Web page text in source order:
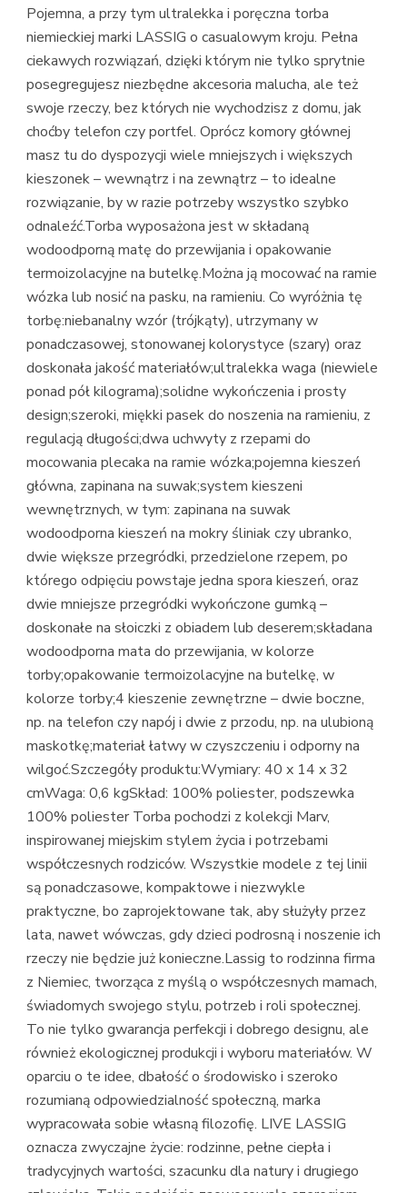
Pojemna, a przy tym ultralekka i poręczna torba
niemieckiej marki LASSIG o casualowym kroju. Pełna
ciekawych rozwiązań, dzięki którym nie tylko sprytnie
posegregujesz niezbędne akcesoria malucha, ale też
swoje rzeczy, bez których nie wychodzisz z domu, jak
choćby telefon czy portfel. Oprócz komory głównej
masz tu do dyspozycji wiele mniejszych i większych
kieszonek – wewnątrz i na zewnątrz – to idealne
rozwiązanie, by w razie potrzeby wszystko szybko
odnaleźć.Torba wyposażona jest w składaną
wodoodporną matę do przewijania i opakowanie
termoizolacyjne na butelkę.Można ją mocować na ramie
wózka lub nosić na pasku, na ramieniu. Co wyróżnia tę
torbę:niebanalny wzór (trójkąty), utrzymany w
ponadczasowej, stonowanej kolorystyce (szary) oraz
doskonała jakość materiałów;ultralekka waga (niewiele
ponad pół kilograma);solidne wykończenia i prosty
design;szeroki, miękki pasek do noszenia na ramieniu, z
regulacją długości;dwa uchwyty z rzepami do
mocowania plecaka na ramie wózka;pojemna kieszeń
główna, zapinana na suwak;system kieszeni
wewnętrznych, w tym: zapinana na suwak
wodoodporna kieszeń na mokry śliniak czy ubranko,
dwie większe przegródki, przedzielone rzepem, po
którego odpięciu powstaje jedna spora kieszeń, oraz
dwie mniejsze przegródki wykończone gumką –
doskonałe na słoiczki z obiadem lub deserem;składana
wodoodporna mata do przewijania, w kolorze
torby;opakowanie termoizolacyjne na butelkę, w
kolorze torby;4 kieszenie zewnętrzne – dwie boczne,
np. na telefon czy napój i dwie z przodu, np. na ulubioną
maskotkę;materiał łatwy w czyszczeniu i odporny na
wilgoć.Szczegóły produktu:Wymiary: 40 x 14 x 32
cmWaga: 0,6 kgSkład: 100% poliester, podszewka
100% poliester Torba pochodzi z kolekcji Marv,
inspirowanej miejskim stylem życia i potrzebami
współczesnych rodziców. Wszystkie modele z tej linii
są ponadczasowe, kompaktowe i niezwykle
praktyczne, bo zaprojektowane tak, aby służyły przez
lata, nawet wówczas, gdy dzieci podrosną i noszenie ich
rzeczy nie będzie już konieczne.Lassig to rodzinna firma
z Niemiec, tworząca z myślą o współczesnych mamach,
świadomych swojego stylu, potrzeb i roli społecznej.
To nie tylko gwarancja perfekcji i dobrego designu, ale
również ekologicznej produkcji i wyboru materiałów. W
oparciu o te idee, dbałość o środowisko i szeroko
rozumianą odpowiedzialność społeczną, marka
wypracowała sobie własną filozofię. LIVE LASSIG
oznacza zwyczajne życie: rodzinne, pełne ciepła i
tradycyjnych wartości, szacunku dla natury i drugiego